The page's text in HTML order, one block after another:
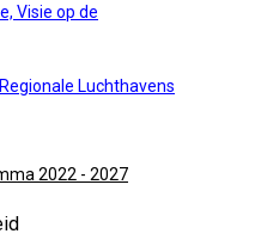
Visie op de
Luchthavens
2022 - 2027